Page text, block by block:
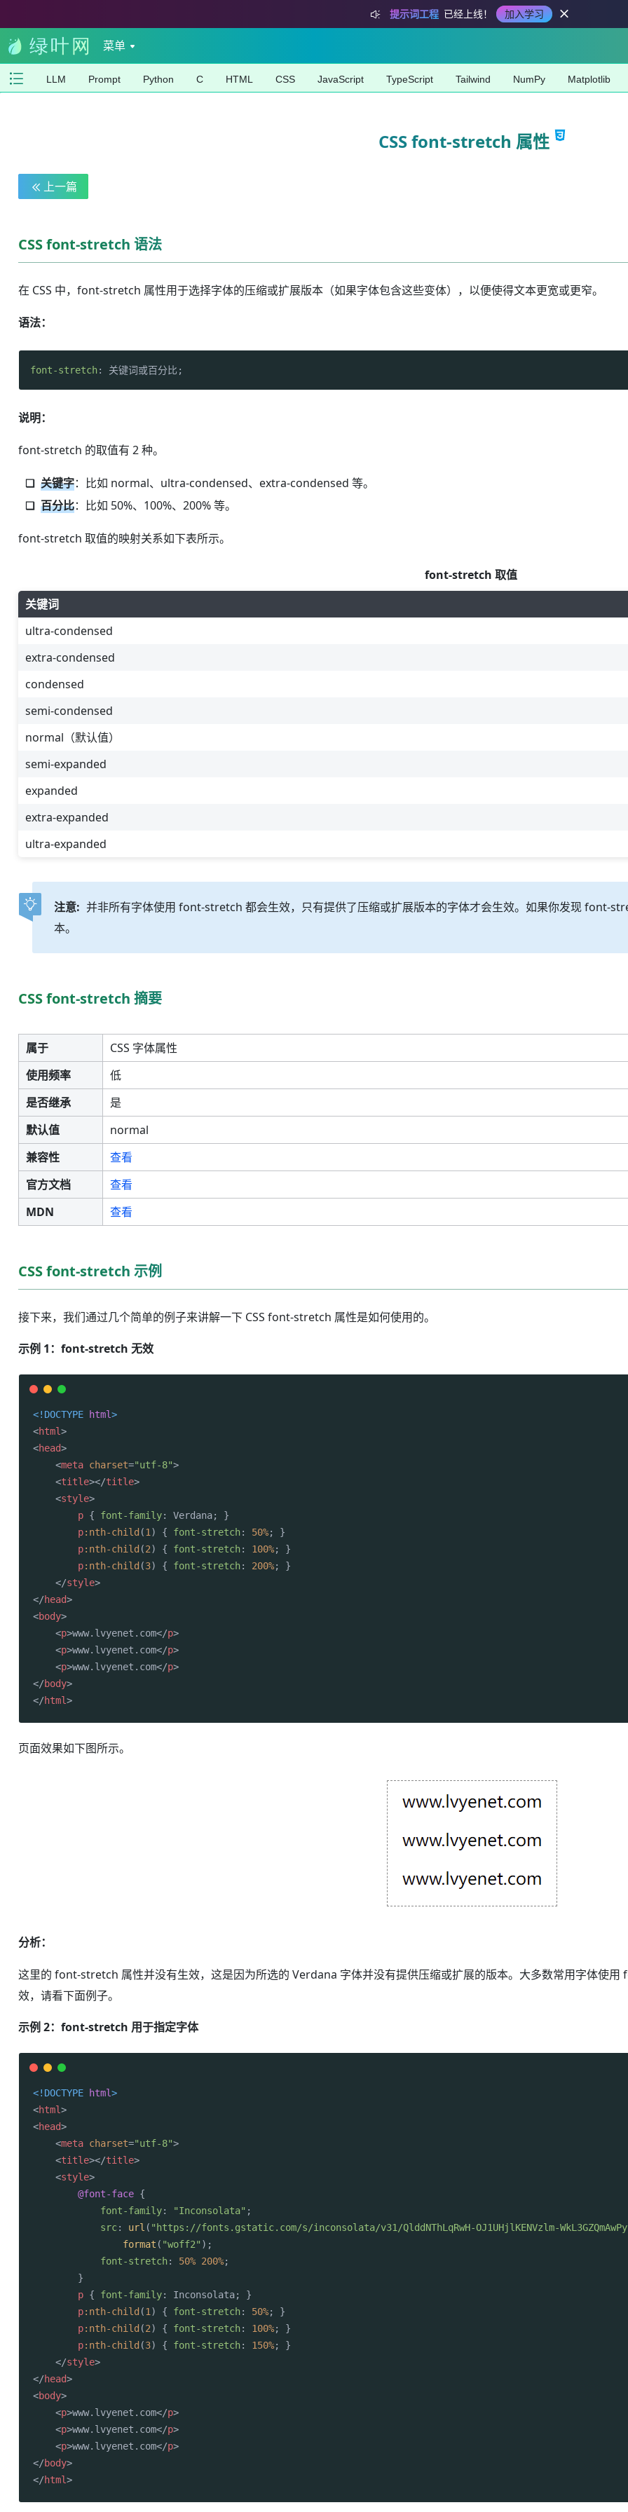
提示词工程 已经上线！ 加入学习
菜单
LLM Prompt Python C HTML CSS JavaScript TypeScript Tailwind NumPy Matplotlib
CSS font-stretch 属性
上一篇
CSS font-stretch 语法
在 CSS 中，font-stretch 属性用于选择字体的压缩或扩展版本（如果字体包含这些变体），以便使得文本更宽或更窄。
语法：
font-stretch: 关键词或百分比;
说明：
font-stretch 的取值有 2 种。
关键字：比如 normal、ultra-condensed、extra-condensed 等。
百分比：比如 50%、100%、200% 等。
font-stretch 取值的映射关系如下表所示。
font-stretch 取值
关键词
ultra-condensed
extra-condensed
condensed
semi-condensed
normal（默认值）
semi-expanded
expanded
extra-expanded
ultra-expanded
注意: 并非所有字体使用 font-stretch 都会生效，只有提供了压缩或扩展版本的字体才会生效。如果你发现 font-
本。
CSS font-stretch 摘要
属于
CSS 字体属性
使用频率
低
是否继承
是
默认值
normal
兼容性
查看
官方文档
查看
MDN
查看
CSS font-stretch 示例
接下来，我们通过几个简单的例子来讲解一下 CSS font-stretch 属性是如何使用的。
示例 1：font-stretch 无效
<!DOCTYPE html>
<html>
<head>
<meta charset="utf-8">
<title></title>
<style>
p { font-family: Verdana; }
p:nth-child (1 ) { font-stretch: 50%; }
p:nth-child (2) { font-stretch: 100%; }
p:nth-child (3) { font-stretch: 200%; }
</style>
</head>
<body>
<p>www.lvyenet.com</p>
<p>www.lvyenet.com</p>
<p>www.lvyenet.com</p>
</body>
</html>
页面效果如下图所示。
分析：
这里的 font-stretch 属性并没有生效，这是因为所选的 Verdana 字体并没有提供压缩或扩展的版本。大多数常用字体使
效，请看下面例子。
示例 2：font-stretch 用于指定字体
<!DOCTYPE html>
<html>
<head>
<meta charset="utf-8">
<title></title>
<style>
@font-face {
font-family: "Inconsolata" ;
src: url ( "https://fonts.gstatic.com/s/inconsolata/v31/QlddNThLqRwH-OJ1UHjlKENVzlm-
format ( "woff2" );
font-stretch: 50% 200%;
        }
p { font-family: Inconsolata; }
p:nth-child (1 ) { font-stretch: 50%; }
p:nth-child (2) { font-stretch: 100%; }
p:nth-child (3) { font-stretch: 150%; }
</style>
</head>
<body>
<p>www.lvyenet.com</p>
<p>www.lvyenet.com</p>
<p>www.lvyenet.com</p>
</body>
</html>